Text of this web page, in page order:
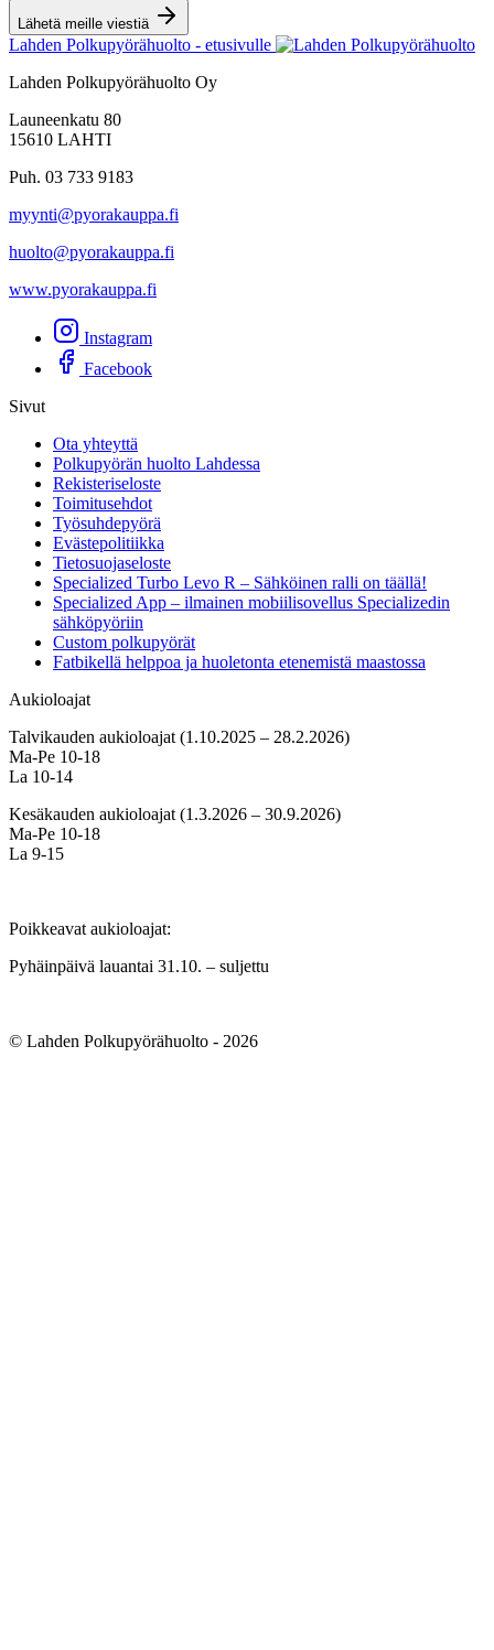
Lähetä meille viestiä
Lahden Polkupyörähuolto - etusivulle
Lahden Polkupyörähuolto Oy
Launeenkatu 80
15610 LAHTI
Puh. 03 733 9183
myynti@pyorakauppa.fi
huolto@pyorakauppa.fi
www.pyorakauppa.fi
Instagram
Facebook
Sivut
Ota yhteyttä
Polkupyörän huolto Lahdessa
Rekisteriseloste
Toimitusehdot
Työsuhdepyörä
Evästepolitiikka
Tietosuojaseloste
Specialized Turbo Levo R – Sähköinen ralli on täällä!
Specialized App – ilmainen mobiilisovellus Specializedin
sähköpyöriin
Custom polkupyörät
Fatbikellä helppoa ja huoletonta etenemistä maastossa
Aukioloajat
Talvikauden aukioloajat (1.10.2025 – 28.2.2026)
Ma-Pe 10-18
La 10-14
Kesäkauden aukioloajat (1.3.2026 – 30.9.2026)
Ma-Pe 10-18
La 9-15
Poikkeavat aukioloajat:
Pyhäinpäivä lauantai 31.10. – suljettu
© Lahden Polkupyörähuolto - 2026